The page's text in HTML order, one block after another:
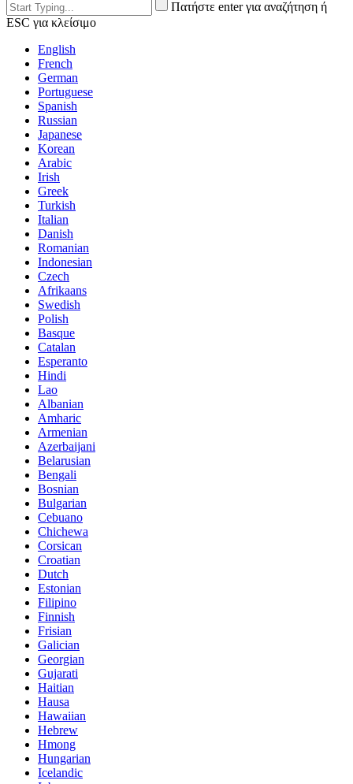
Πατήστε enter για αναζήτηση ή
ESC για κλείσιμο
English
French
German
Portuguese
Spanish
Russian
Japanese
Korean
Arabic
Irish
Greek
Turkish
Italian
Danish
Romanian
Indonesian
Czech
Afrikaans
Swedish
Polish
Basque
Catalan
Esperanto
Hindi
Lao
Albanian
Amharic
Armenian
Azerbaijani
Belarusian
Bengali
Bosnian
Bulgarian
Cebuano
Chichewa
Corsican
Croatian
Dutch
Estonian
Filipino
Finnish
Frisian
Galician
Georgian
Gujarati
Haitian
Hausa
Hawaiian
Hebrew
Hmong
Hungarian
Icelandic